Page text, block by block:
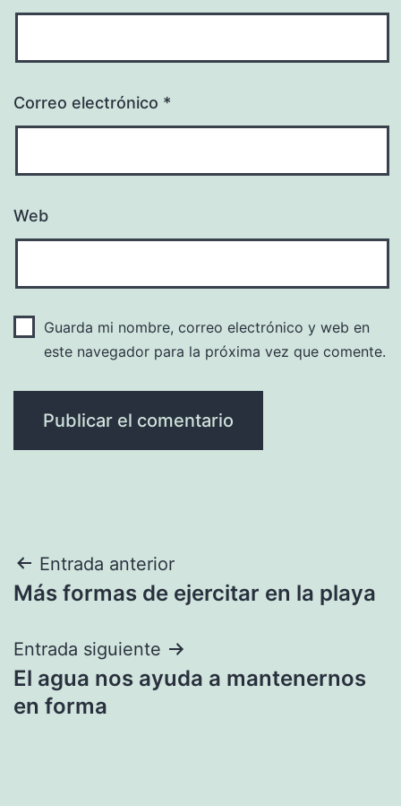
Correo electrónico *
Web
Guarda mi nombre, correo electrónico y web en
este navegador para la próxima vez que comente.
Navegación
de
entradas
Entrada anterior
Más formas de ejercitar en la playa
Entrada siguiente
El agua nos ayuda a mantenernos
en forma